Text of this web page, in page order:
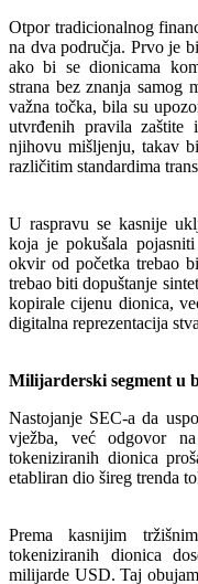
Otpor tradicionalnog
na dva područja. Prvo je
ako bi se dionicama
strana bez znanja samog
važna točka, bila su
utvrđenih pravila zaštite
njihovu mišljenju, takav
različitim standardima
U raspravu se kasnije
koja je pokušala
okvir od početka trebao
trebao biti dopuštanje
kopirale cijenu dionica,
digitalna reprezentacija
Milijarderski segment u
Nastojanje SEC-a da
vježba, već odgovor
tokeniziranih dionica
etabliran dio šireg trenda
Prema kasnijim
tokeniziranih dionica
milijarde USD. Taj